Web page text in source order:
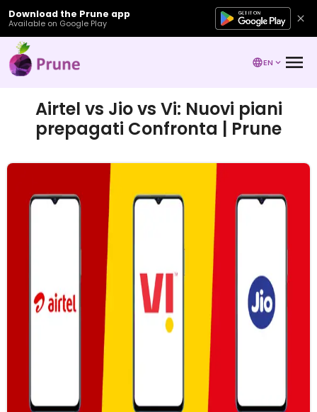
Download the Prune app
Available on Google Play
EN
Airtel vs Jio vs Vi: Nuovi piani
prepagati Confronta | Prune